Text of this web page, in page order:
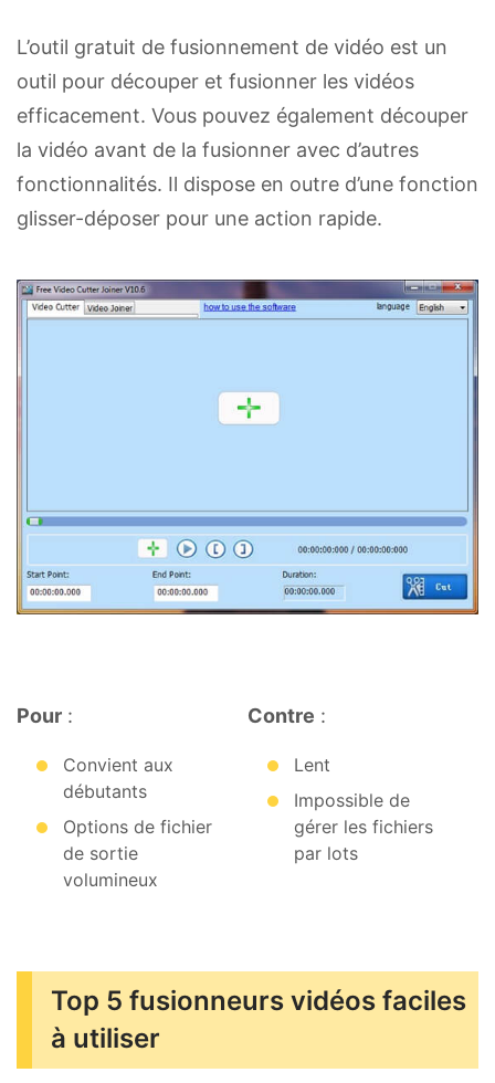
L’outil gratuit de fusionnement de vidéo est un
outil pour découper et fusionner les vidéos
efficacement. Vous pouvez également découper
la vidéo avant de la fusionner avec d’autres
fonctionnalités. Il dispose en outre d’une fonction
glisser-déposer pour une action rapide.
Pour :
Convient aux
débutants
Options de fichier
de sortie
volumineux
Contre :
Lent
Impossible de
gérer les fichiers
par lots
Top 5 fusionneurs vidéos faciles
à utiliser